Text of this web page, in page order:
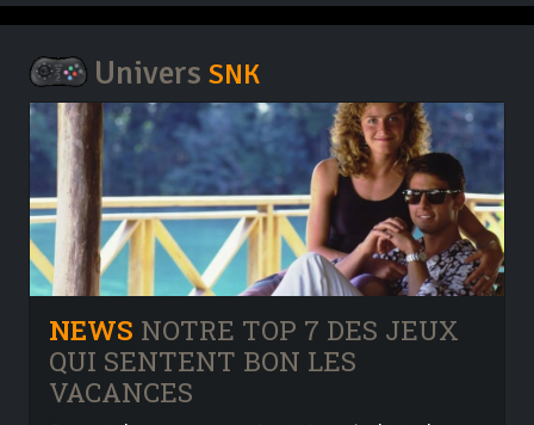
Univers SNK
NEWS NOTRE TOP 7 DES JEUX
QUI SENTENT BON LES
VACANCES